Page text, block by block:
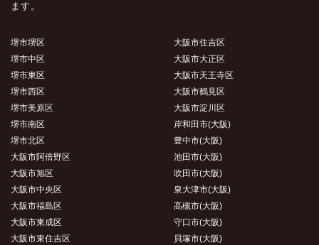
ます。
堺市堺区
堺市中区
堺市東区
堺市西区
堺市美原区
堺市南区
堺市北区
大阪市阿倍野区
大阪市旭区
大阪市中央区
大阪市福島区
大阪市東成区
大阪市東住吉区
大阪市住吉区
大阪市大正区
大阪市天王寺区
大阪市鶴見区
大阪市淀川区
岸和田市(大阪)
豊中市(大阪)
池田市(大阪)
吹田市(大阪)
泉大津市(大阪)
高槻市(大阪)
守口市(大阪)
貝塚市(大阪)